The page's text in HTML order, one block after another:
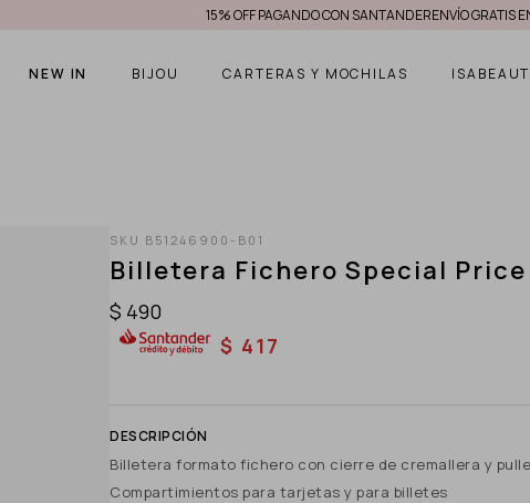
15% OFF PAGANDO CON SANTANDERENVÍO GRATIS EN
NEW IN BIJOU CARTERAS Y MOCHILAS
B51246900-B01
Billetera Fichero Special Price
$ 490
$ 417
Billetera formato fichero con cierre de cremallera y
Compartimientos para tarjetas y para billetes